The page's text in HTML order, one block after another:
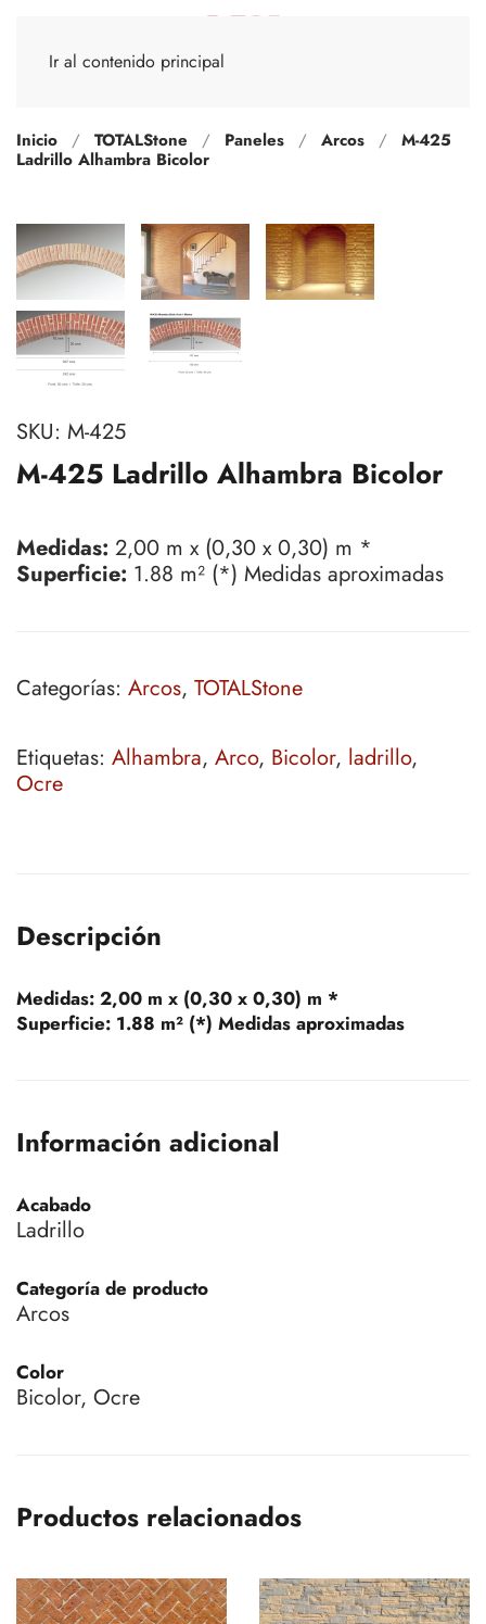
Ir al contenido principal
Inicio TOTALStone Paneles Arcos
M-425
Ladrillo Alhambra Bicolor
SKU: M-425
M-425 Ladrillo Alhambra Bicolor
Medidas: 2,00 m x (0,30 x 0,30) m *
Superficie: 1.88 m² (*) Medidas aproximadas
Categorías: Arcos, TOTALStone
Etiquetas: Alhambra, Arco, Bicolor, ladrillo,
Ocre
Descripción
Medidas: 2,00 m x (0,30 x 0,30) m *
Superficie: 1.88 m² (*) Medidas aproximadas
Información adicional
Acabado
Ladrillo
Categoría de producto
Arcos
Color
Bicolor, Ocre
Productos relacionados